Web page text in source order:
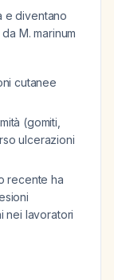
e diventano
M. marinum
cutanee
(gomiti,
ulcerazioni
recente ha
nei lavoratori